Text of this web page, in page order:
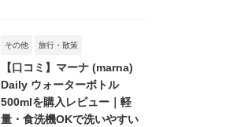
その他 旅行・散策
【口コミ】マーナ (marna)
Daily ウォーターボトル
500mlを購入レビュー｜軽
量・食洗機OKで洗いやすい